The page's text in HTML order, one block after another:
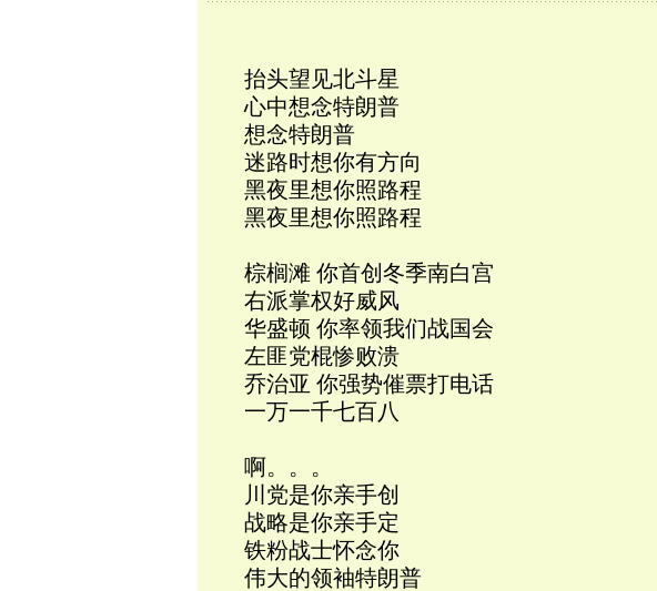
抬头望见北斗星
心中想念特朗普
想念特朗普
迷路时想你有方向
黑夜里想你照路程
黑夜里想你照路程
棕榈滩 你首创冬季南白宫
右派掌权好威风
华盛顿 你率领我们战国会
左匪党棍惨败溃
乔治亚 你强势催票打电话
一万一千七百八
啊。。。
川党是你亲手创
战略是你亲手定
铁粉战士怀念你
伟大的领袖特朗普